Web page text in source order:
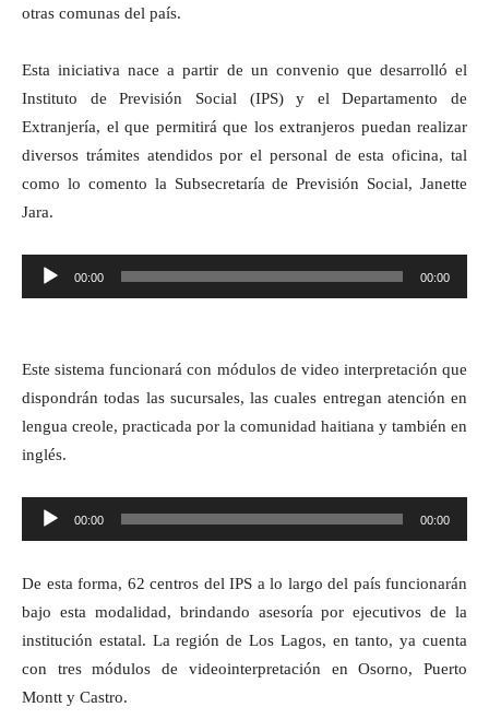
otras comunas del país.
Esta iniciativa nace a partir de un convenio que desarrolló el
Instituto de Previsión Social (IPS) y el Departamento de
Extranjería, el que permitirá que los extranjeros puedan realizar
diversos trámites atendidos por el personal de esta oficina, tal
como lo comento la Subsecretaría de Previsión Social, Janette
Jara.
Reproductor
de
00:00 00:00
Este sistema funcionará con módulos de video interpretación que
dispondrán todas las sucursales, las cuales entregan atención en
lengua creole, practicada por la comunidad haitiana y también en
inglés.
Reproductor
de
00:00 00:00
De esta forma, 62 centros del IPS a lo largo del país funcionarán
bajo esta modalidad, brindando asesoría porejecutivos de la
institución estatal. La región de Los Lagos, en tanto, ya cuenta
con tres módulos de videointerpretación en Osorno, Puerto
Montt y Castro.